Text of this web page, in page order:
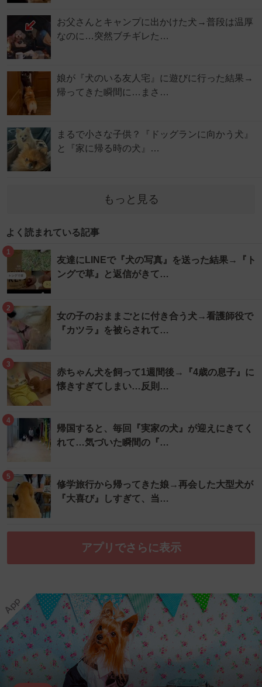
お父さんとキャンプに出かけた犬→普段は温厚
なのに…突然ブチギレた…
娘が『犬のいる友人宅』に遊びに行った結果→
帰ってきた瞬間に…まさ…
まるで小さな子供？『ドッグランに向かう犬』
と『家に帰る時の犬』…
もっと見る
よく読まれている記事
1
友達にLINEで『犬の写真』を送った結果→『ト
ングで草』と返信がきて…
2
女の子のおままごとに付き合う犬→看護師役で
『カツラ』を被らされて…
3
赤ちゃん犬を飼って1週間後→『4歳の息子』に
懐きすぎてしまい…反則…
4
帰国すると、毎回『実家の犬』が迎えにきてく
れて…気づいた瞬間の『…
5
修学旅行から帰ってきた娘→再会した大型犬が
『大喜び』しすぎて、当…
アプリでさらに表示